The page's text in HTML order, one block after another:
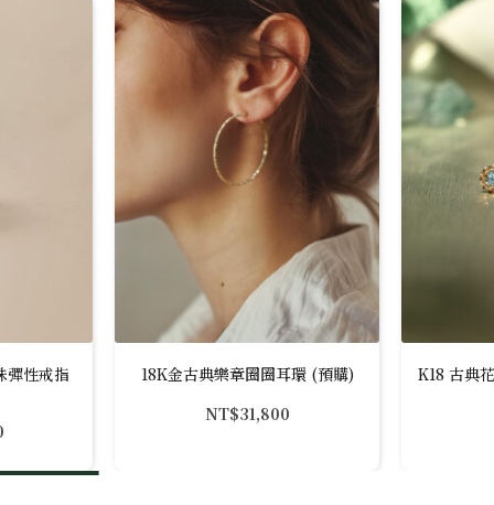
彈性戒指
18K金古典樂章圈圈耳環 (預購)
NT$31,800
K18 古典